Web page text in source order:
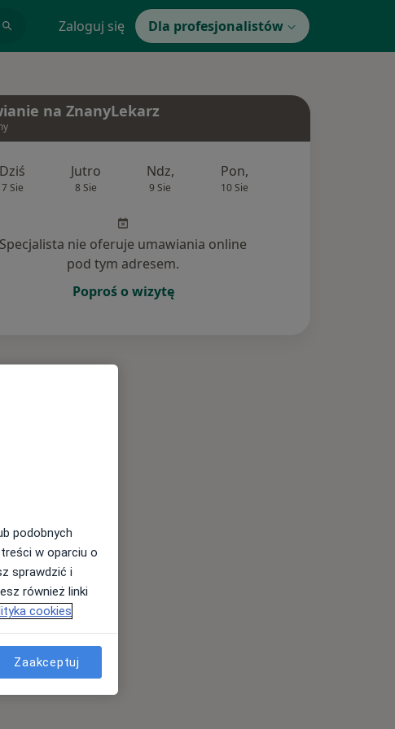
Zaloguj się Dla profesjonalistów
na ZnanyLekarz
Dziś
7 Sie
Jutro
8 Sie
Ndz,
9 Sie
Pon,
10 Sie
Specjalista nie oferuje umawiania online
pod tym adresem.
Poproś o wizytę
podobnych
w oparciu o
sprawdzić i
również linki
cookies
Zaakceptuj